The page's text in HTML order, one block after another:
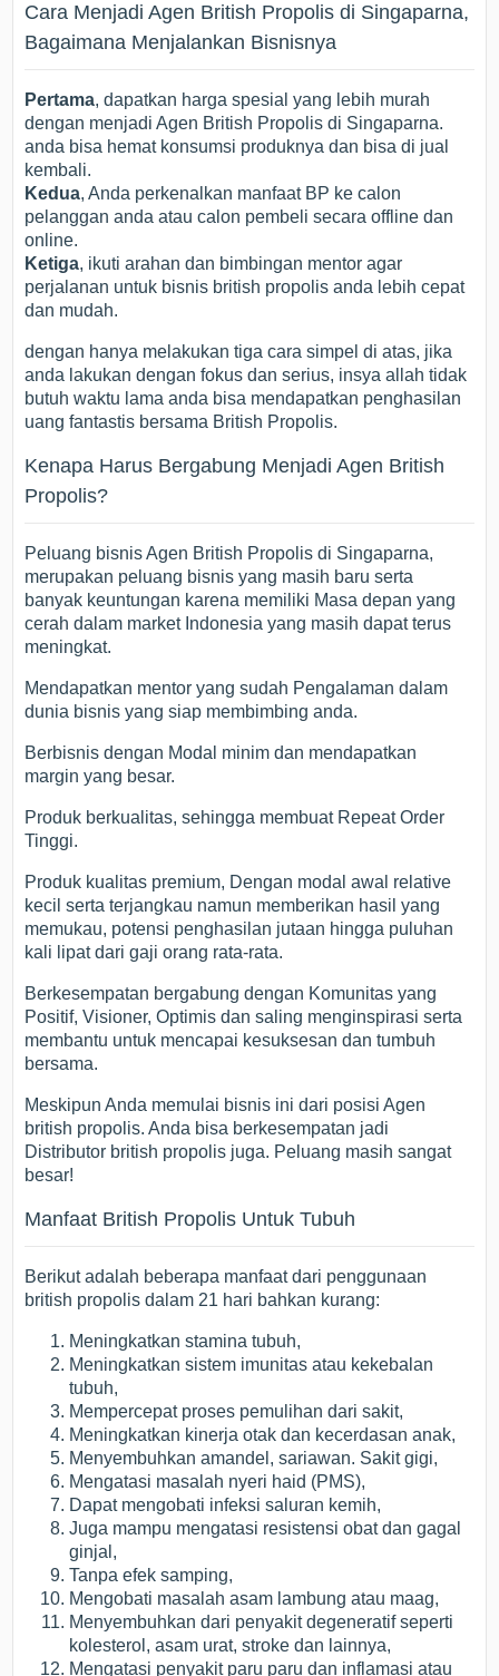
Cara Menjadi Agen British Propolis di Singaparna,
Bagaimana Menjalankan Bisnisnya
Pertama, dapatkan harga spesial yang lebih murah
dengan menjadi Agen British Propolis di Singaparna.
anda bisa hemat konsumsi produknya dan bisa di jual
kembali.
Kedua, Anda perkenalkan manfaat BP ke calon
pelanggan anda atau calon pembeli secara offline dan
online.
Ketiga, ikuti arahan dan bimbingan mentor agar
perjalanan untuk bisnis british propolis anda lebih cepat
dan mudah.
dengan hanya melakukan tiga cara simpel di atas, jika
anda lakukan dengan fokus dan serius, insya allah tidak
butuh waktu lama anda bisa mendapatkan penghasilan
uang fantastis bersama British Propolis.
Kenapa Harus Bergabung Menjadi Agen British
Propolis?
Peluang bisnis Agen British Propolis di Singaparna,
merupakan peluang bisnis yang masih baru serta
banyak keuntungan karena memiliki Masa depan yang
cerah dalam market Indonesia yang masih dapat terus
meningkat.
Mendapatkan mentor yang sudah Pengalaman dalam
dunia bisnis yang siap membimbing anda.
Berbisnis dengan Modal minim dan mendapatkan
margin yang besar.
Produk berkualitas, sehingga membuat Repeat Order
Tinggi.
Produk kualitas premium, Dengan modal awal relative
kecil serta terjangkau namun memberikan hasil yang
memukau, potensi penghasilan jutaan hingga puluhan
kali lipat dari gaji orang rata-rata.
Berkesempatan bergabung dengan Komunitas yang
Positif, Visioner, Optimis dan saling menginspirasi serta
membantu untuk mencapai kesuksesan dan tumbuh
bersama.
Meskipun Anda memulai bisnis ini dari posisi Agen
british propolis. Anda bisa berkesempatan jadi
Distributor british propolis juga. Peluang masih sangat
besar!
Manfaat British Propolis Untuk Tubuh
Berikut adalah beberapa manfaat dari penggunaan
british propolis dalam 21 hari bahkan kurang:
Meningkatkan stamina tubuh,
Meningkatkan sistem imunitas atau kekebalan
tubuh,
Mempercepat proses pemulihan dari sakit,
Meningkatkan kinerja otak dan kecerdasan anak,
Menyembuhkan amandel, sariawan. Sakit gigi,
Mengatasi masalah nyeri haid (PMS),
Dapat mengobati infeksi saluran kemih,
Juga mampu mengatasi resistensi obat dan gagal
ginjal,
Tanpa efek samping,
Mengobati masalah asam lambung atau maag,
Menyembuhkan dari penyakit degeneratif seperti
kolesterol, asam urat, stroke dan lainnya,
Mengatasi penyakit paru paru dan inflamasi atau